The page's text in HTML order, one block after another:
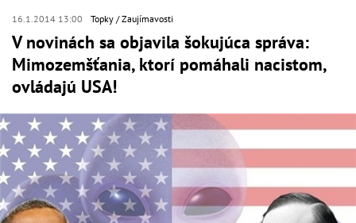
16.1.2014 13:00 Topky Zaujímavosti
V novinách sa objavila šokujúca správa:
Mimozemšťania, ktorí pomáhali nacistom,
ovládajú USA!